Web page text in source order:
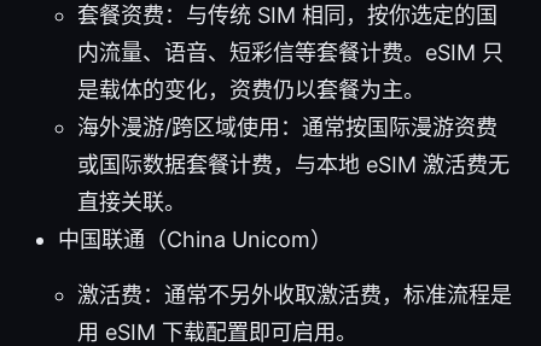
套餐资费：与传统 SIM 相同，按你选定的国
内流量、语音、短彩信等套餐计费。eSIM 只
是载体的变化，资费仍以套餐为主。
海外漫游/跨区域使用：通常按国际漫游资费
或国际数据套餐计费，与本地 eSIM 激活费无
直接关联。
中国联通（China Unicom）
激活费：通常不另外收取激活费，标准流程是
用 eSIM 下载配置即可启用。